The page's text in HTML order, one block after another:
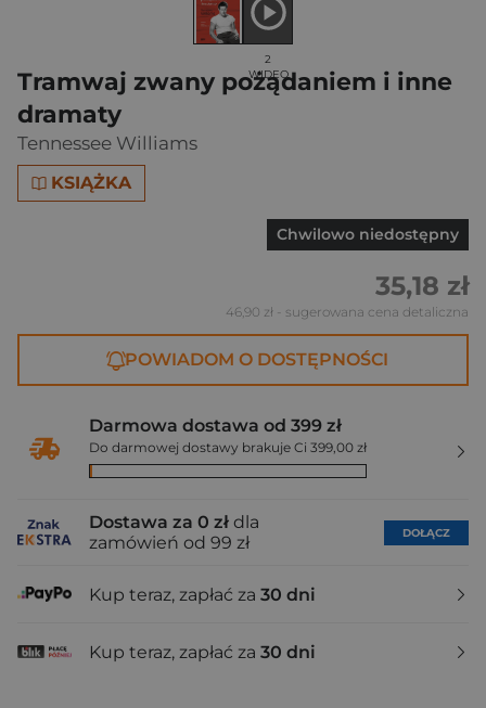
Tramwaj zwany pożądaniem i inne
dramaty
Tennessee Williams
KSIĄŻKA
2
WIDEO
Chwilowo niedostępny
35,18 zł
46,90 zł - sugerowana cena detaliczna
POWIADOM O DOSTĘPNOŚCI
Darmowa dostawa od 399 zł
Do darmowej dostawy brakuje Ci 399,00 zł
Dostawa za 0 zł dla
zamówień od 99 zł
DOŁĄCZ
Kup teraz, zapłać za 30 dni
Kup teraz, zapłać za 30 dni